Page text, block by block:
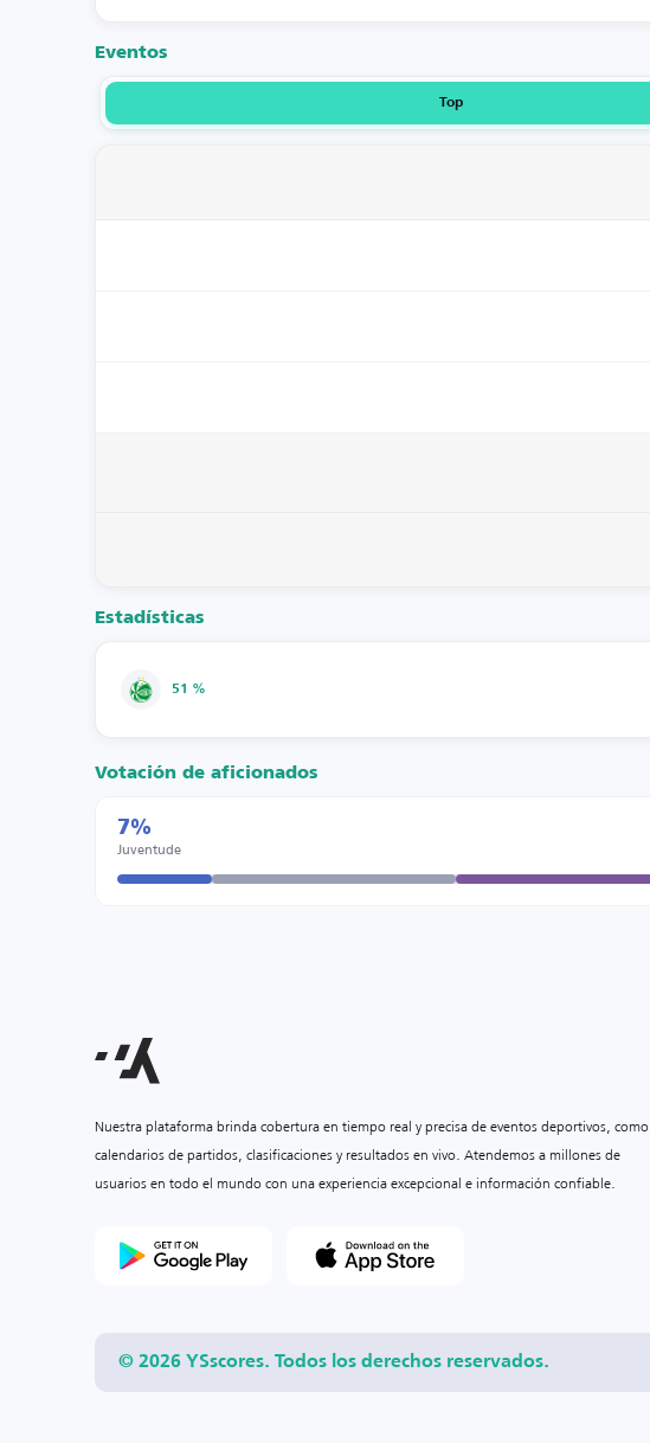
Eventos
Top
Estadísticas
51 %
Votación de aficionados
7%
Juventude
Nuestra plataforma brinda cobertura en tiempo real y precisa de eventos deportivos, como
calendarios de partidos, clasificaciones y resultados en vivo. Atendemos a millones de
usuarios en todo el mundo con una experiencia excepcional e información confiable.
© 2026 YSscores. Todos los derechos reservados.